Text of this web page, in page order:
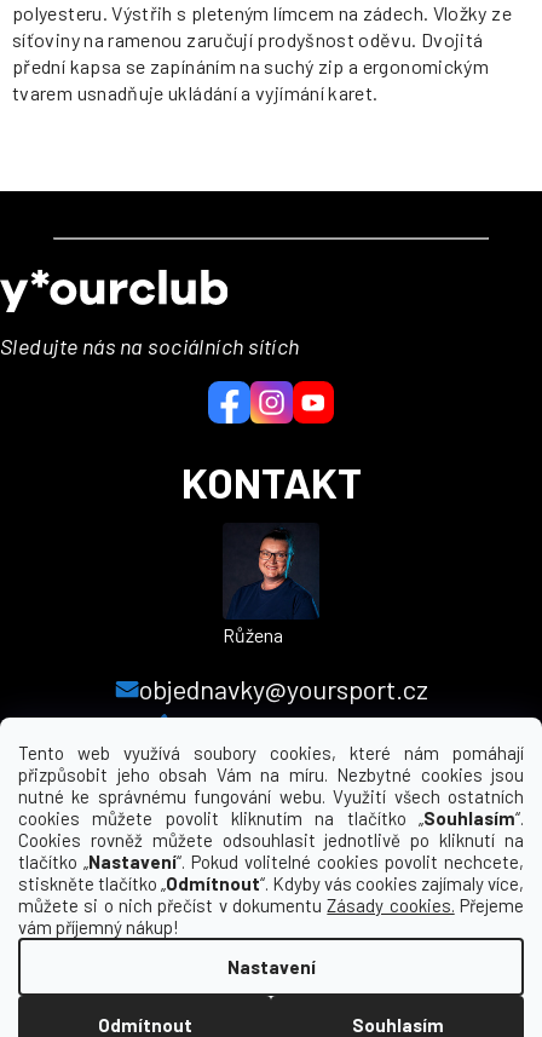
Tento web využívá soubory cookies, které nám pomáhají
přizpůsobit jeho obsah Vám na míru. Nezbytné cookies jsou
nutné ke správnému fungování webu. Využití všech ostatních
cookies můžete povolit kliknutím na tlačítko „Souhlasím“.
Cookies rovněž můžete odsouhlasit jednotlivě po kliknutí na
tlačítko „Nastavení“. Pokud volitelné cookies povolit nechcete,
stiskněte tlačítko „Odmítnout“. Kdyby vás cookies zajímaly více,
můžete si o nich přečíst v dokumentuZásady cookies. Přejeme
vám příjemný nákup!
Nastavení
Odmítnout Souhlasím
polyesteru. Výstřih s pleteným límcem na zádech. Vložky ze
síťoviny na ramenou zaručují prodyšnost oděvu. Dvojitá
přední kapsa se zapínáním na suchý zip a ergonomickým
tvarem usnadňuje ukládání a vyjímání karet.
á
p
a
Sledujte nás na sociálních sítích
KONTAKT
Růžena
objednavky@yoursport.cz
+420 224 250 000
MENU
INFORMACE PRO VÁS
KDE NÁS NAJDETE
Vytvořil Shoptet
Copyright 2026
. Všechna práva